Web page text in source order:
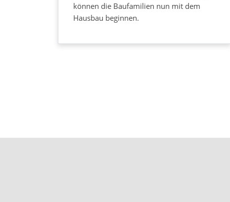
können die Baufamilien nun mit dem
Hausbau beginnen.